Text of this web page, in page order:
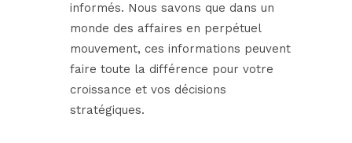
informés. Nous savons que dans un
monde des affaires en perpétuel
mouvement, ces informations peuvent
faire toute la différence pour votre
croissance et vos décisions
stratégiques.